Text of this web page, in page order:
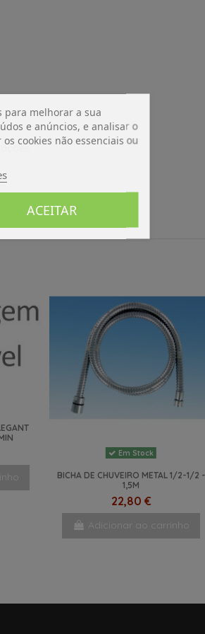
Em Stock
BICHA DE CHUVEIRO METAL 1/2-1/2 -
1,5M
22,80 €
Adicionar ao carrinho
para melhorar a sua
e anúncios, e analisar o
cookies não essenciais ou
ACEITAR